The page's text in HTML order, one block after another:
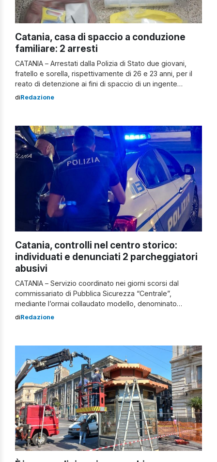
Catania, casa di spaccio a conduzione
familiare: 2 arresti
CATANIA – Arrestati dalla Polizia di Stato due giovani,
fratello e sorella, rispettivamente di 26 e 23 anni, per il
reato di detenzione ai fini di spaccio di un ingente
quantitativo sostanze stupefacenti. Lui si muoveva,
sottosella. Ne […]
diRedazione
Catania, controlli nel centro storico:
individuati e denunciati 2 parcheggiatori
abusivi
CATANIA – Servizio coordinato nei giorni scorsi dal
commissariato di Pubblica Sicurezza “Centrale”,
mediante l’ormai collaudato modello, denominato
“Controllo Integrato del Territorio”, che prevede
controlli Nel dettaglio, il servizio, svoltosi nelle ore serali,
finalizzato alla prevenzione e repressione […]
diRedazione